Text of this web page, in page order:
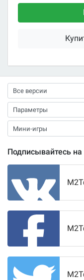
Подписывайтесь